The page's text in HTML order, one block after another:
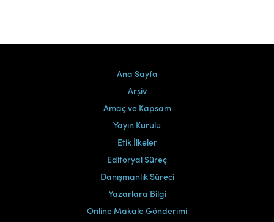
Ana Sayfa
Arşiv
Amaç ve Kapsam
Yayın Kurulu
Etik İlkeler
Editoryal Süreç
Danışmanlık Süreci
Yazarlara Bilgi
Online Makale Gönderimi